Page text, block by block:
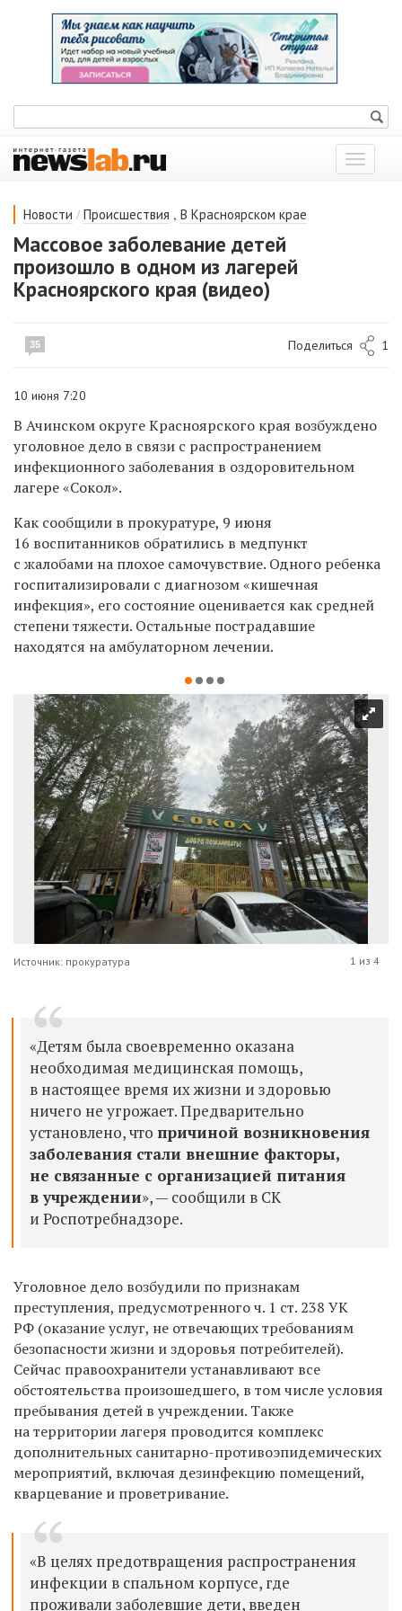
Показать
меню
Новости / Происшествия , В Красноярском крае
Массовое заболевание детей
произошло в одном из лагерей
Красноярского края (видео)
35 Поделиться 1
10 июня 7:20
В Ачинском округе Красноярского края возбуждено
уголовное дело в связи с распространением
инфекционного заболевания в оздоровительном
лагере «Сокол».
Как сообщили в прокуратуре, 9 июня
16 воспитанников обратились в медпункт
с жалобами на плохое самочувствие. Одного ребенка
госпитализировали с диагнозом «кишечная
инфекция», его состояние оценивается как средней
степени тяжести. Остальные пострадавшие
находятся на амбулаторном лечении.
Источник: прокуратура 1 из 4
«Детям была своевременно оказана
необходимая медицинская помощь,
в настоящее время их жизни и здоровью
ничего не угрожает. Предварительно
установлено, что причиной возникновения
заболевания стали внешние факторы,
не связанные с организацией питания
в учреждении», — сообщили в СК
и Роспотребнадзоре.
Уголовное дело возбудили по признакам
преступления, предусмотренного ч. 1 ст. 238 УК
РФ (оказание услуг, не отвечающих требованиям
безопасности жизни и здоровья потребителей).
Сейчас правоохранители устанавливают все
обстоятельства произошедшего, в том числе условия
пребывания детей в учреждении. Также
на территории лагеря проводится комплекс
дополнительных санитарно-противоэпидемических
мероприятий, включая дезинфекцию помещений,
кварцевание и проветривание.
«В целях предотвращения распространения
инфекции в спальном корпусе, где
проживали заболевшие дети, введен